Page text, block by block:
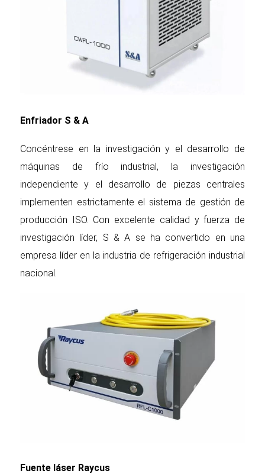
Enfriador S & A
Concéntrese en la investigación y el desarrollo de
máquinas de frío industrial, la investigación
independiente y el desarrollo de piezas centrales
implementen estrictamente el sistema de gestión de
producción ISO. Con excelente calidad y fuerza de
investigación líder, S & A se ha convertido en una
empresa líder en la industria de refrigeración industrial
nacional.
Fuente láser Raycus